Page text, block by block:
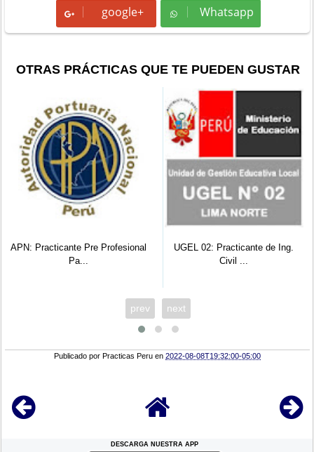
google+ Whatsapp
Whatsapp
OTRAS PRÁCTICAS QUE TE PUEDEN GUSTAR
APN: Practicante Pre Profesional
Pa...
UGEL 02: Practicante de Ing.
Civil ...
prev next
Publicado porPracticas Peru en2022-08-08T19:32:00-05:00
DESCARGA NUESTRA APP